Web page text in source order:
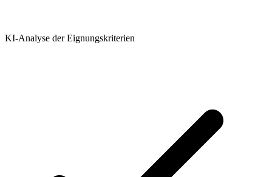
KI-Analyse der Eignungskriterien